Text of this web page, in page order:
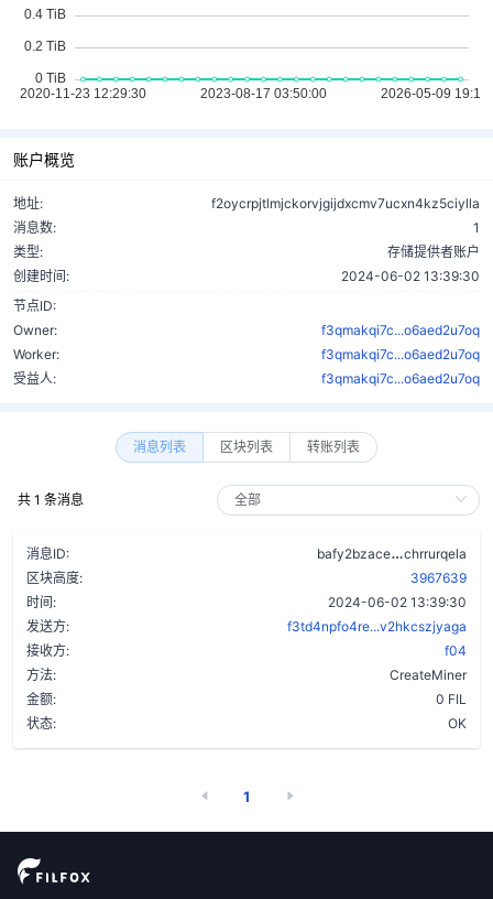
账户概览
地址:
f2oycrpjtlmjckorvjgijdxcmv7ucxn4kz5ciylla
消息数:
1
类型:
存储提供者账户
创建时间:
2024-06-02 13:39:30
节点ID:
Owner:
f3qmakqi7c...o6aed2u7oq
Worker:
f3qmakqi7c...o6aed2u7oq
受益人:
f3qmakqi7c...o6aed2u7oq
消息列表 区块列表 转账列表
共 1 条消息
消息ID: bafy2bzace
chrrurqela
区块高度:
3967639
时间:
2024-06-02 13:39:30
发送方:
f3td4npfo4re...v2hkcszjyaga
接收方:
f04
方法:
CreateMiner
金额:
0 FIL
状态:
OK
1